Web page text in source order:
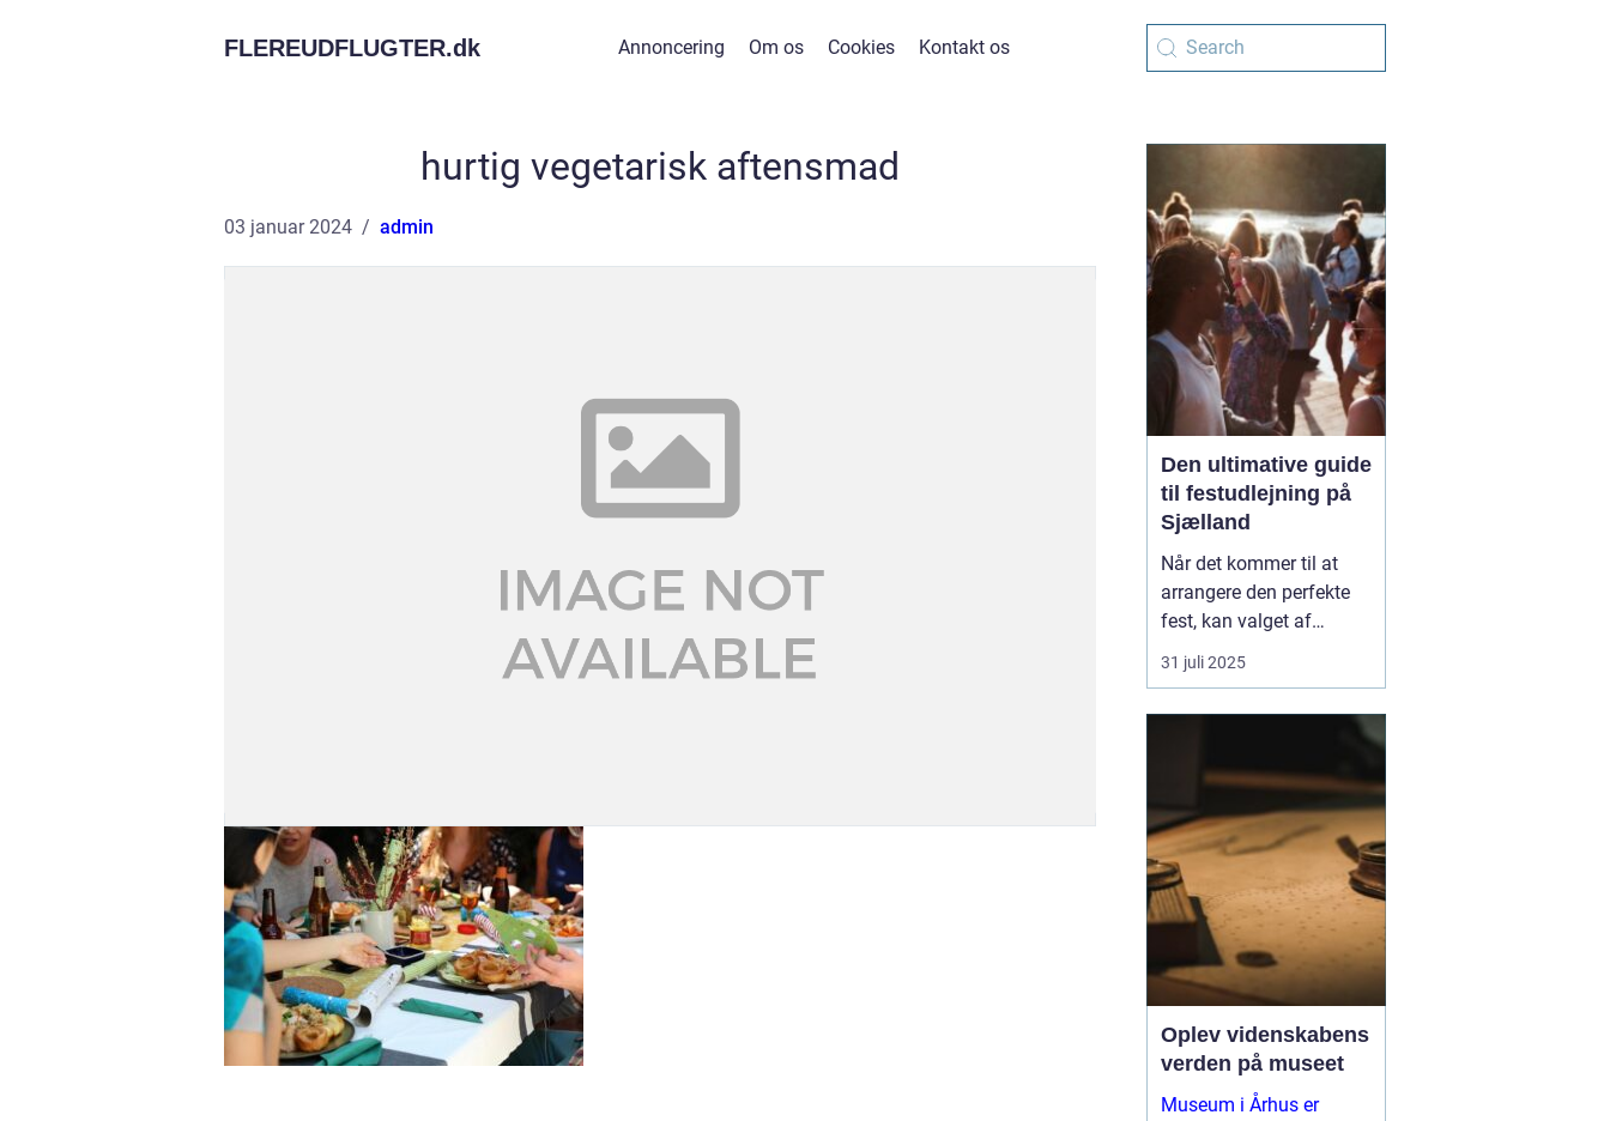
FLEREUDFLUGTER.dk Annoncering Om os Cookies Kontakt os
hurtig vegetarisk aftensmad
03 januar 2024 admin
Den ultimative guide
til festudlejning på
Sjælland
Når det kommer til at
arrangere den perfekte
fest, kan valget af
festudlejning være en
afgørende faktor for
uforglemmelige
firmaarrangementer har
festudlejning hurtigt
udviklet...
31 juli 2025
Oplev videnskabens
verden på museet
Museum i Århus er